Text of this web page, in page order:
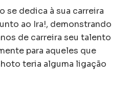
se dedica à sua carreira
ao Ira!, demonstrando
de carreira seu talento
para aqueles que
teria alguma ligação